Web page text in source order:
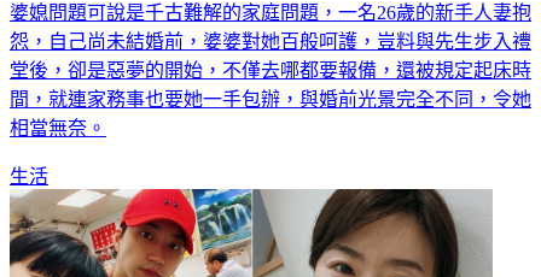
婆媳問題可說是千古難解的家庭問題，一名26歲的新手人妻抱
怨，自己尚未結婚前，婆婆對她百般呵護，豈料與先生步入禮
堂後，卻是惡夢的開始，不僅去哪都要報備，還被規定起床時
間，就連家務事也要她一手包辦，與婚前光景完全不同，令她
相當無奈。
生活